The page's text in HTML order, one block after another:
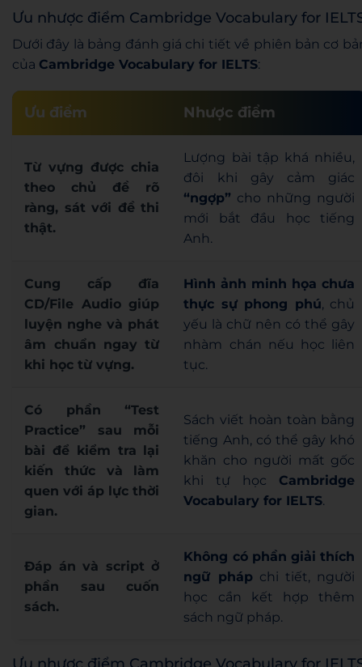
Ưu nhược điểm Cambridge Vocabulary for
Dưới đây là bảng đánh giá chi tiết về phiên bản cơ
của Cambridge Vocabulary for IELTS:
Ưu điểm Nhược điểm
Từ vựng được chia
theo chủ đề rõ
ràng, sát với đề thi
thật.
Lượng bài tập khá nhiều,
đôi khi gây cảm giác
“ngợp” cho những người
mới bắt đầu học tiếng
Anh.
Cung cấp đĩa
CD/File Audiogiúp
luyện nghe và phát
âm chuẩn ngay từ
khi học từ vựng.
Hình ảnh minh họa chưa
thực sự phong phú, chủ
yếu là chữ nên có thể gây
nhàm chán nếu học liên
tục.
Có phần “Test
Practice” sau mỗi
bài để kiểm tra lại
kiến thức và làm
quen với áp lực thời
gian.
Sách viết hoàn toàn bằng
tiếng Anh, có thể gây khó
khăn cho người mất gốc
khi tự học Cambridge
Vocabulary for IELTS.
Đáp án và script ở
phần sau cuốn
sách.
Không có phần giải thích
ngữ phápchi tiết, người
học cần kết hợp thêm
sách ngữ pháp.